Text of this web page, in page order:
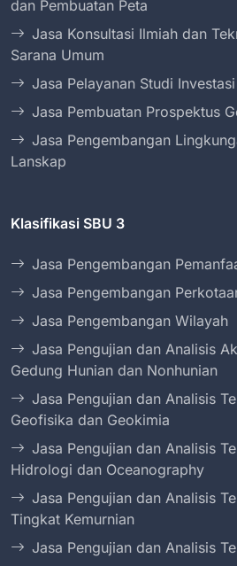
dan Pembuatan Peta
Jasa Konsultasi Ilmiah dan
Sarana Umum
Jasa Pelayanan Studi
Jasa Pembuatan Prospektus
Jasa Pengembangan
Lanskap
Klasifikasi SBU 3
Jasa Pengembangan
Jasa Pengembangan
Jasa Pengembangan Wilayah
Jasa Pengujian dan Analisis
Gedung Hunian dan Nonhunian
Jasa Pengujian dan Analisis
Geofisika dan Geokimia
Jasa Pengujian dan Analisis
Hidrologi dan Oceanography
Jasa Pengujian dan Analisis
Tingkat Kemurnian
Jasa Pengujian dan Analisis